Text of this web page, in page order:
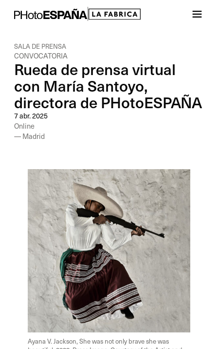
SALA DE PRENSA
CONVOCATORIA
Rueda de prensa virtual
con María Santoyo,
directora de PHotoESPAÑA
7 abr. 2025
Online
— Madrid
Ayana V. Jackson, She was not only brave she was